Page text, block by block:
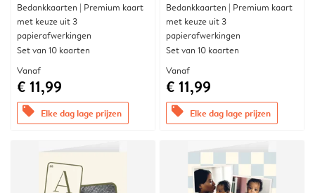
Bedankkaarten | Premium kaart
met keuze uit 3
papierafwerkingen
Set van 10 kaarten
Vanaf
€ 11,99
offers Elke dag lage prijzen
Bedankkaarten | Premium kaart
met keuze uit 3
papierafwerkingen
Set van 10 kaarten
Vanaf
€ 11,99
offers Elke dag lage prijzen